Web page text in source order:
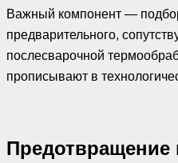
Важный компонент —
предварительного,
послесварочной
прописывают в
Предотвращение